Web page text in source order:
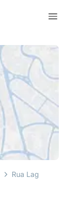
Rua Laguna